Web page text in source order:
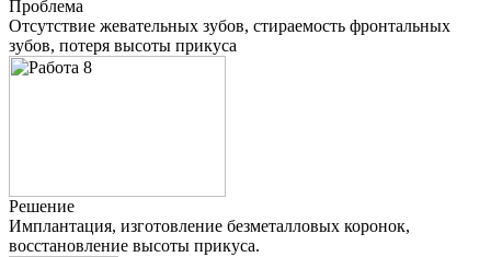
Проблема
Отсутствие жевательных зубов, стираемость фронтальных
зубов, потеря высоты прикуса
Решение
Имплантация, изготовление безметалловых коронок,
восстановление высоты прикуса.